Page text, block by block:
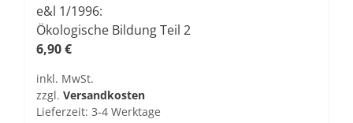
auf.
Die
Optionen
auf
der
e&l 1/1996:
Ökologische Bildung Teil 2
6,90€
inkl. MwSt.
zzgl. Versandkosten
Lieferzeit: 3-4 Werktage